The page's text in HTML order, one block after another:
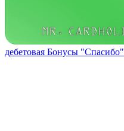
дебетовая Бонусы "Спасибо"